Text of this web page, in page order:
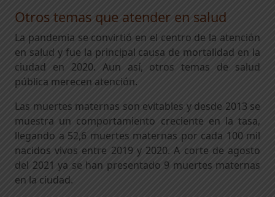
Otros temas que atender en salud
La pandemia se convirtió en el centro de la atención
en salud y fue la principal causa de mortalidad en la
ciudad en 2020. Aun así, otros temas de salud
pública merecen atención.
Las muertes maternas son evitables y desde 2013 se
muestra un comportamiento creciente en la tasa,
llegando a 52,6 muertes maternas por cada 100 mil
nacidos vivos entre 2019 y 2020. A corte de agosto
del 2021 ya se han presentado 9 muertes maternas
en la ciudad.